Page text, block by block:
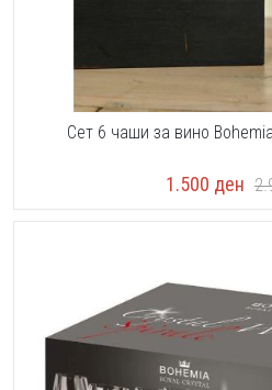
Сет 6 чаши за вино
1.500 ден